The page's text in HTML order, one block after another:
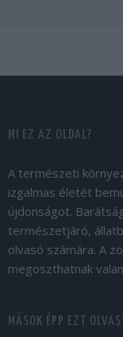
MI EZ AZ OLDAL?
A természeti
izgalmas életét
újdonságot.
természetjáró,
olvasó számára. A
megoszthatnak
MÁSOK ÉPP EZT